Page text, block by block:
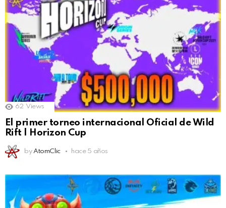
62 Views
El primer torneo internacional Oficial de Wild
Rift | Horizon Cup
by AtomClic hace 5 años